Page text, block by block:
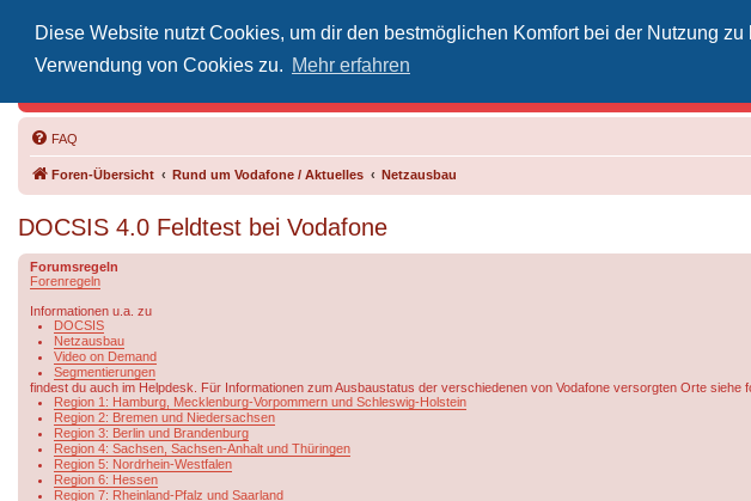
Diese Website nutzt Cookies, um dir den bestmöglichen Komfort bei der Nutzung
Verwendung von Cookies zu. Mehr erfahren
FAQ
Foren-Übersicht Rund um Vodafone / Aktuelles Netzausbau
DOCSIS 4.0 Feldtest bei Vodafone
Forumsregeln
Forenregeln
Informationen u.a. zu
DOCSIS
Netzausbau
Video on Demand
Segmentierungen
findest du auch im Helpdesk. Für Informationen zum Ausbaustatus der verschiedenen von Vodafone versorgten Orte siehe
Region 1: Hamburg, Mecklenburg-Vorpommern und Schleswig-Holstein
Region 2: Bremen und Niedersachsen
Region 3: Berlin und Brandenburg
Region 4: Sachsen, Sachsen-Anhalt und Thüringen
Region 5: Nordrhein-Westfalen
Region 6: Hessen
Region 7: Rheinland-Pfalz und Saarland